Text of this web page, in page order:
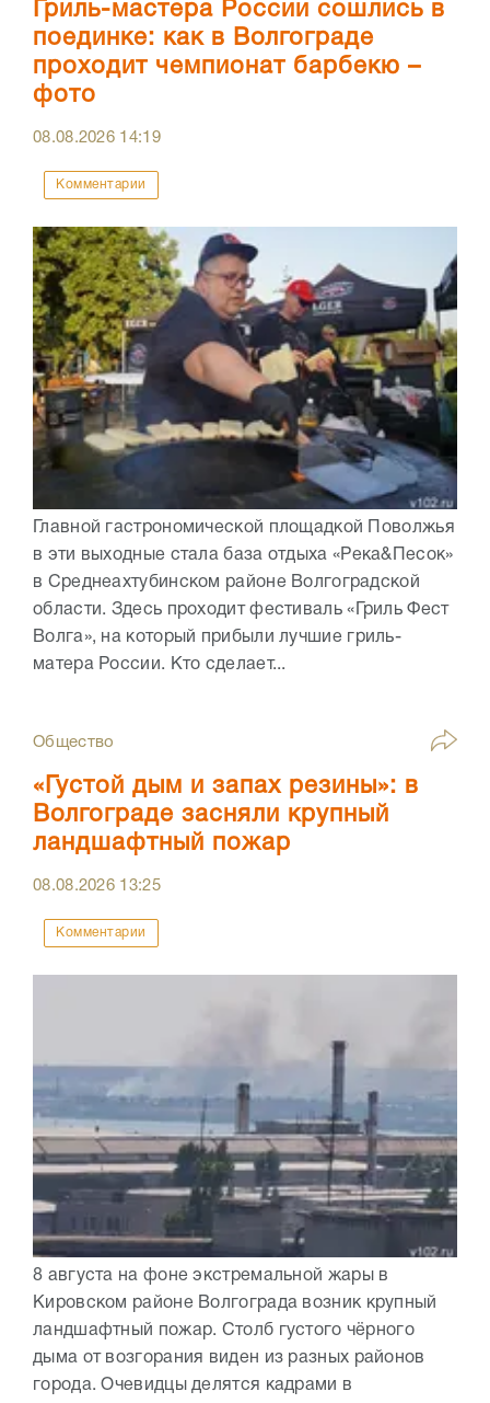
Гриль-мастера России сошлись в
поединке: как в Волгограде
проходит чемпионат барбекю –
фото
08.08.2026 14:19
Комментарии
Главной гастрономической площадкой Поволжья
в эти выходные стала база отдыха «Река&Песок»
в Среднеахтубинском районе Волгоградской
области. Здесь проходит фестиваль «Гриль Фест
Волга», на который прибыли лучшие гриль-
матера России. Кто сделает...
Общество
«Густой дым и запах резины»: в
Волгограде засняли крупный
ландшафтный пожар
08.08.2026 13:25
Комментарии
8 августа на фоне экстремальной жары в
Кировском районе Волгограда возник крупный
ландшафтный пожар. Столб густого чёрного
дыма от возгорания виден из разных районов
города. Очевидцы делятся кадрами в